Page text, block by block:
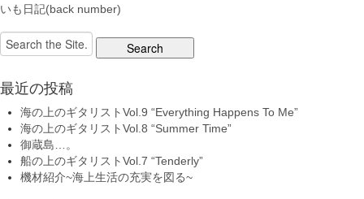
いも日記(back number)
Search
for:
最近の投稿
海の上のギタリストVol.9 “Everything Happens To Me”
海の上のギタリストVol.8 “Summer Time”
御蔵島…。
船の上のギタリストVol.7 “Tenderly”
機材紹介~海上生活の充実を図る~